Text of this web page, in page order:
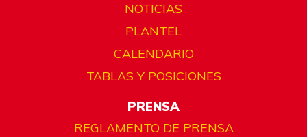
NOTICIAS
PLANTEL
CALENDARIO
TABLAS Y POSICIONES
PRENSA
REGLAMENTO DE PRENSA